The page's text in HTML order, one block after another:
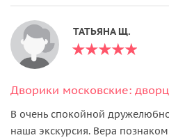
ТАТЬЯНА Щ.
В очень спокойной
наша экскурсия. Вера